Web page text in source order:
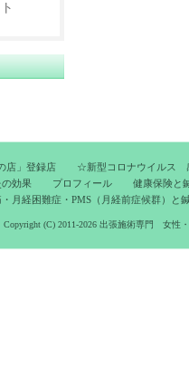
店」登録店
☆新型コロナウイルス
効果
プロフィール
健康保険と
月経困難症・PMS（月経前症候群）と
Copyright (C) 2011-2026 出張施術専門 女性